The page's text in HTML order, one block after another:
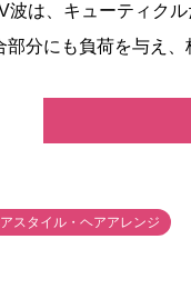
は、キューティクル
部分にも負荷を与え、
スタイル・ヘアアレンジ